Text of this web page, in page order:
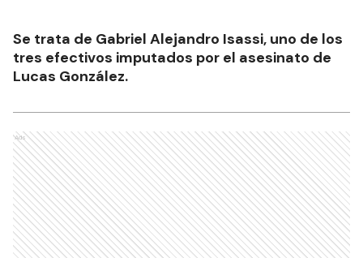
Se trata de Gabriel Alejandro Isassi, uno de los
tres efectivos imputados por el asesinato de
Lucas González.
Ads